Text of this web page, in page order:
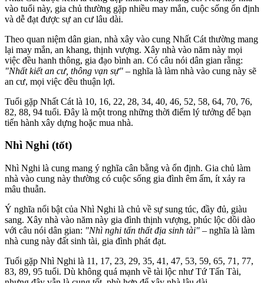
vào tuổi này, gia chủ thường gặp nhiều may mắn, cuộc sống ổn định
và dễ đạt được sự an cư lâu dài.
Theo quan niệm dân gian, nhà xây vào cung Nhất Cát thường mang
lại may mắn, an khang, thịnh vượng. Xây nhà vào năm này mọi
việc đều hanh thông, gia đạo bình an. Có câu nói dân gian rằng:
"Nhất kiết an cư, thông vạn sự" – nghĩa là làm nhà vào cung này sẽ
an cư, mọi việc đều thuận lợi.
Tuổi gặp Nhất Cát là 10, 16, 22, 28, 34, 40, 46, 52, 58, 64, 70, 76,
82, 88, 94 tuổi. Đây là một trong những thời điểm lý tưởng để bạn
tiến hành xây dựng hoặc mua nhà.
Nhì Nghi (tốt)
Nhì Nghi là cung mang ý nghĩa cân bằng và ổn định. Gia chủ làm
nhà vào cung này thường có cuộc sống gia đình êm ấm, ít xảy ra
mâu thuẫn.
Ý nghĩa nổi bật của Nhì Nghi là chủ về sự sung túc, đầy đủ, giàu
sang. Xây nhà vào năm này gia đình thịnh vượng, phúc lộc dồi dào
với câu nói dân gian: "Nhì nghi tấn thất địa sinh tài" – nghĩa là làm
nhà cung này đất sinh tài, gia đình phát đạt.
Tuổi gặp Nhì Nghi là 11, 17, 23, 29, 35, 41, 47, 53, 59, 65, 71, 77,
83, 89, 95 tuổi. Dù không quá mạnh về tài lộc như Tứ Tấn Tài,